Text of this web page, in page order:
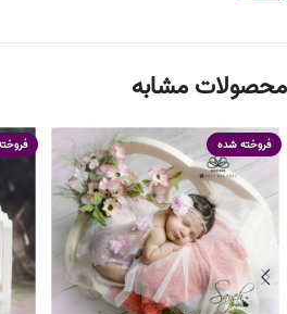
محصولات مشابه
فروخته شده